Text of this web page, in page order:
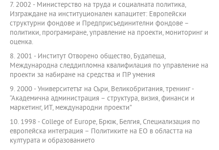
7. 2002 - Министерство на труда и социалната политика,
Изграждане на институционален капацитет: Европейски
структурни фондове и Предприсъединителни фондове –
политики, програмиране, управление на проекти, мониторинг и
оценка.
8. 2001 - Институт Отворено общество, Будапеща,
Международна следдипломна квалифилация по управление на
проекти за набиране на средства и ПР умения
9. 2000 - Университетът на Съри, Великобритания, тренинг -
“Академична администрация – структура, визия, финанси и
маркетинг, ИТ, международни проекти”
10. 1998 - College of Europe, Брюж, Белгия, Специализация по
европейска интеграция – Политиките на ЕО в областта на
културата и образованието